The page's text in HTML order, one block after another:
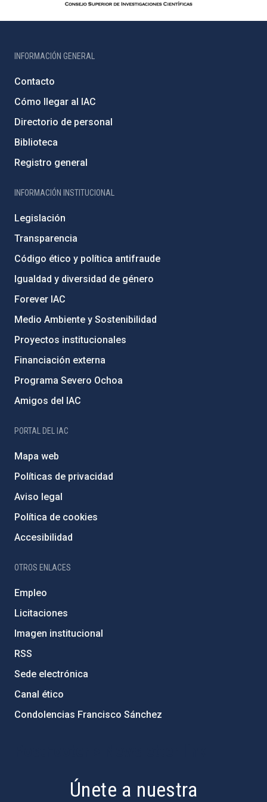
INFORMACIÓN GENERAL
Contacto
Cómo llegar al IAC
Directorio de personal
Biblioteca
Registro general
INFORMACIÓN INSTITUCIONAL
Legislación
Transparencia
Código ético y política antifraude
Igualdad y diversidad de género
Forever IAC
Medio Ambiente y Sostenibilidad
Proyectos institucionales
Financiación externa
Programa Severo Ochoa
Amigos del IAC
PORTAL DEL IAC
Mapa web
Políticas de privacidad
Aviso legal
Política de cookies
Accesibilidad
OTROS ENLACES
Empleo
Licitaciones
Imagen institucional
RSS
Sede electrónica
Canal ético
Condolencias Francisco Sánchez
Únete a nuestra